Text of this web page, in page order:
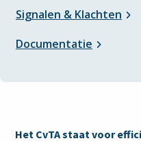
Signalen & Klachten
Documentatie
Het CvTA staat voor